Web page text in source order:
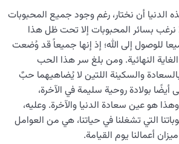
الدنيا أن نختار، رغم وجود جميع المحبوبات
نرغب بسائر المحبوبات إلا تحت ظل هذا
للوصول إلى الله؛ إذ إنها جميعاً قد وُضعت
النهائية. ومن بلغ سر هذا الحب
والسكينة اللتين لا يُضاهيهما حبٌ
بولادة روحية سليمة في الآخرة،
هو عين سعادة الدنيا والآخرة. وعليه،
التي تشغلنا في حياتنا، هي من العوامل
أعمالنا يوم القيامة.